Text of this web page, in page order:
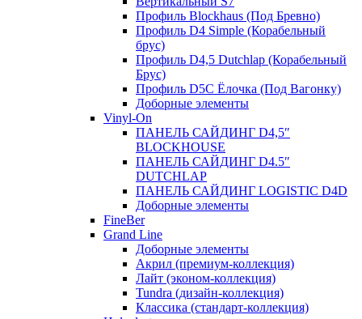
Профиль Blockhaus (Под Бревно)
Профиль D4 Simple (Корабельный
брус)
Профиль D4,5 Dutchlap (Корабельный
Брус)
Профиль D5C Ёлочка (Под Вагонку)
Доборные элементы
Vinyl-On
ПАНЕЛЬ САЙДИНГ D4,5″
BLOCKHOUSE
ПАНЕЛЬ САЙДИНГ D4.5″
DUTCHLAP
ПАНЕЛЬ САЙДИНГ LOGISTIC D4D
Доборные элементы
FineBer
Grand Line
Доборные элементы
Акрил (премиум-коллекция)
Лайт (эконом-коллекция)
Tundra (дизайн-коллекция)
Классика (стандарт-коллекция)